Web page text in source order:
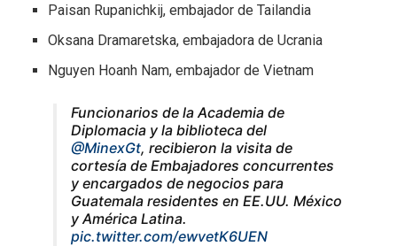
Paisan Rupanichkij, embajador de Tailandia
Oksana Dramaretska, embajadora de Ucrania
Nguyen Hoanh Nam, embajador de Vietnam
Funcionarios de la Academia de
Diplomacia y la biblioteca del
@MinexGt, recibieron la visita de
cortesía de Embajadores concurrentes
y encargados de negocios para
Guatemala residentes en EE.UU. México
y América Latina.
pic.twitter.com/ewvetK6UEN